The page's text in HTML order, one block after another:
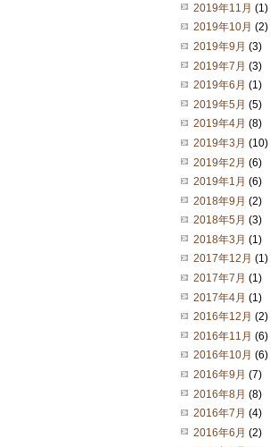
2019年11月 (1)
2019年10月 (2)
2019年9月 (3)
2019年7月 (3)
2019年6月 (1)
2019年5月 (5)
2019年4月 (8)
2019年3月 (10)
2019年2月 (6)
2019年1月 (6)
2018年9月 (2)
2018年5月 (3)
2018年3月 (1)
2017年12月 (1)
2017年7月 (1)
2017年4月 (1)
2016年12月 (2)
2016年11月 (6)
2016年10月 (6)
2016年9月 (7)
2016年8月 (8)
2016年7月 (4)
2016年6月 (2)